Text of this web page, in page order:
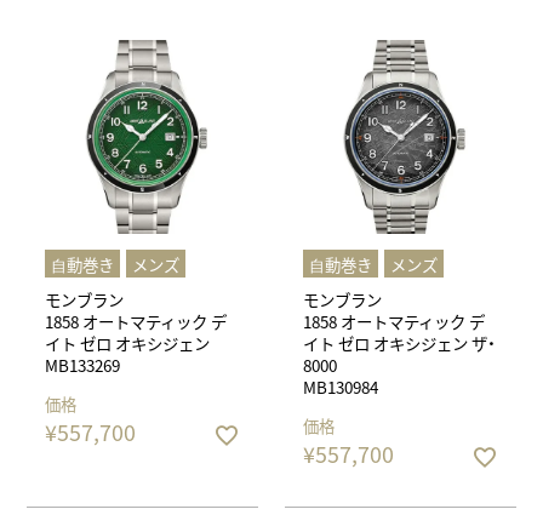
⾃動巻き
メンズ
モンブラン
1858 オートマティック デ
イト ゼロ オキシジェン
MB133269
価格
¥557,700
⾃動巻き
メンズ
モンブラン
1858 オートマティック デ
イト ゼロ オキシジェン ザ・
8000
MB130984
価格
¥557,700